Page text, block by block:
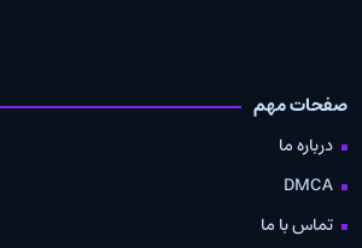
صفحات مهم
درباره ما
DMCA
تماس با ما